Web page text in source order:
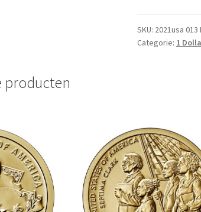
letter
P
SKU: 2021usa 013
Categorie: 1
producten